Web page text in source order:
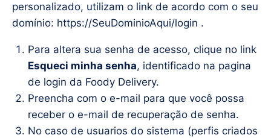
personalizado, utilizam o link de acordo com o seu
domínio: https://SeuDominioAqui/login .
Para altera sua senha de acesso, clique no link
Esqueci minha senha, identificado na pagina
de login da Foody Delivery.
Preencha com o e-mail para que você possa
receber o e-mail de recuperação de senha.
No caso de usuarios do sistema (perfis criados